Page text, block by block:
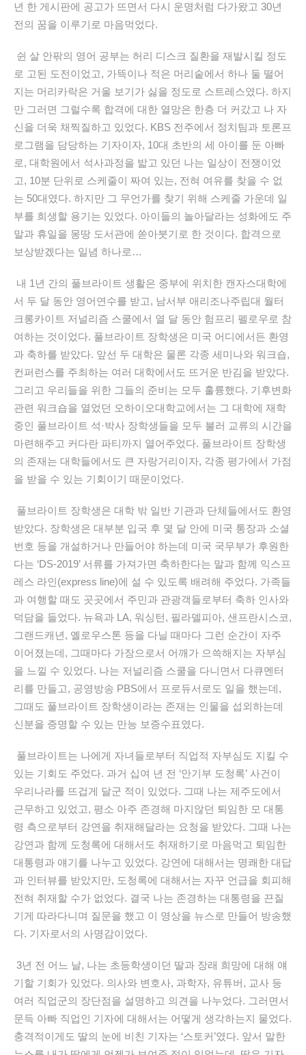
년 한 게시판에 공고가 뜨면서 다시 운명처럼 다가왔고 30년
전의 꿈을 이루기로 마음먹었다.
쉰 살 안팎의 영어 공부는 허리 디스크 질환을 재발시킬 정도
로 고된 도전이었고, 가뜩이나 적은 머리숱에서 하나 둘 떨어
지는 머리카락은 거울 보기가 싫을 정도로 스트레스였다. 하지
만 그러면 그럴수록 합격에 대한 열망은 한층 더 커갔고 나 자
신을 더욱 채찍질하고 있었다. KBS 전주에서 정치팀과 토론프
로그램을 담당하는 기자이자, 10대 초반의 세 아이를 둔 아빠
로, 대학원에서 석사과정을 밟고 있던 나는 일상이 전쟁이었
고, 10분 단위로 스케줄이 짜여 있는, 전혀 여유를 찾을 수 없
는 50대였다. 하지만 그 무언가를 찾기 위해 스케줄 가운데 일
부를 희생할 용기는 있었다. 아이들의 놀아달라는 성화에도 주
말과 휴일을 몽땅 도서관에 쏟아붓기로 한 것이다. 합격으로
보상받겠다는 일념 하나로…
내 1년 간의 풀브라이트 생활은 중부에 위치한 캔자스대학에
서 두 달 동안 영어연수를 받고, 남서부 애리조나주립대 월터
크롱카이트 저널리즘 스쿨에서 열 달 동안 험프리 펠로우로 참
여하는 것이었다. 풀브라이트 장학생은 미국 어디에서든 환영
과 축하를 받았다. 앞선 두 대학은 물론 각종 세미나와 워크숍,
컨퍼런스를 주최하는 여러 대학에서도 뜨거운 반김을 받았다.
그리고 우리들을 위한 그들의 준비는 모두 훌륭했다. 기후변화
관련 워크숍을 열었던 오하이오대학교에서는 그 대학에 재학
중인 풀브라이트 석·박사 장학생들을 모두 불러 교류의 시간을
마련해주고 커다란 파티까지 열어주었다. 풀브라이트 장학생
의 존재는 대학들에서도 큰 자랑거리이자, 각종 평가에서 가점
을 받을 수 있는 기회이기 때문이었다.
풀브라이트 장학생은 대학 밖 일반 기관과 단체들에서도 환영
받았다. 장학생은 대부분 입국 후 몇 달 안에 미국 통장과 소셜
번호 등을 개설하거나 만들어야 하는데 미국 국무부가 후원한
다는 ‘DS-2019’ 서류를 가져가면 축하한다는 말과 함께 익스프
레스 라인(express line)에 설 수 있도록 배려해 주었다. 가족들
과 여행할 때도 곳곳에서 주민과 관광객들로부터 축하 인사와
덕담을 들었다. 뉴욕과 LA, 워싱턴, 필라델피아, 샌프란시스코,
그랜드캐년, 옐로우스톤 등을 다닐 때마다 그런 순간이 자주
이어졌는데, 그때마다 가장으로서 어깨가 으쓱해지는 자부심
을 느낄 수 있었다. 나는 저널리즘 스쿨을 다니면서 다큐멘터
리를 만들고, 공영방송 PBS에서 프로듀서로도 일을 했는데,
그때도 풀브라이트 장학생이라는 존재는 인물을 섭외하는데
신분을 증명할 수 있는 만능 보증수표였다.
풀브라이트는 나에게 자녀들로부터 직업적 자부심도 지킬 수
있는 기회도 주었다. 과거 십여 년 전 ‘안기부 도청록’ 사건이
우리나라를 뜨겁게 달군 적이 있었다. 그때 나는 제주도에서
근무하고 있었고, 평소 아주 존경해 마지않던 퇴임한 모 대통
령 측으로부터 강연을 취재해달라는 요청을 받았다. 그때 나는
강연과 함께 도청록에 대해서도 취재하기로 마음먹고 퇴임한
대통령과 얘기를 나누고 있었다. 강연에 대해서는 명쾌한 대답
과 인터뷰를 받았지만, 도청록에 대해서는 자꾸 언급을 회피해
전혀 취재할 수가 없었다. 결국 나는 존경하는 대통령을 끈질
기게 따라다니며 질문을 했고 이 영상을 뉴스로 만들어 방송했
다. 기자로서의 사명감이었다.
3년 전 어느 날, 나는 초등학생이던 딸과 장래 희망에 대해 얘
기할 기회가 있었다. 의사와 변호사, 과학자, 유튜버, 교사 등
여러 직업군의 장단점을 설명하고 의견을 나누었다. 그러면서
문득 아빠 직업인 기자에 대해서는 어떻게 생각하는지 물었다.
충격적이게도 딸의 눈에 비친 기자는 ‘스토커’였다. 앞서 말한